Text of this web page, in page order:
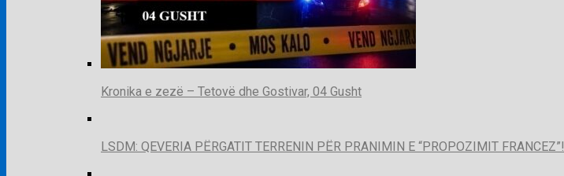
Kronika e zezë – Tetovë dhe Gostivar, 04 Gusht
LSDM: QEVERIA PËRGATIT TERRENIN PËR PRANIMIN E “PROPOZIMIT FRANCEZ”!